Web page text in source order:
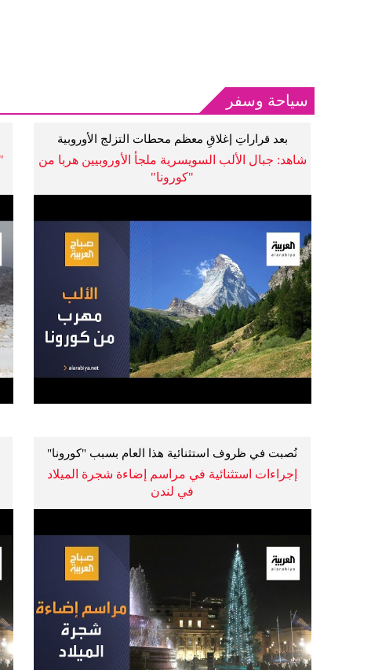
سياحة وسفر
بعد قراراتِ إغلاقِ معظم محطات التزلج الأوروبية
شاهد: جبال الألب السويسرية ملجأ الأوروبيين هربا من
"كورونا"
نُصبت في ظروف استثنائية هذا العام بسبب "كورونا"
إجراءات استثنائية في مراسم إضاءة شجرة الميلاد
في لندن